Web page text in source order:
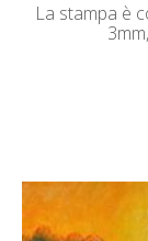
La stampa è